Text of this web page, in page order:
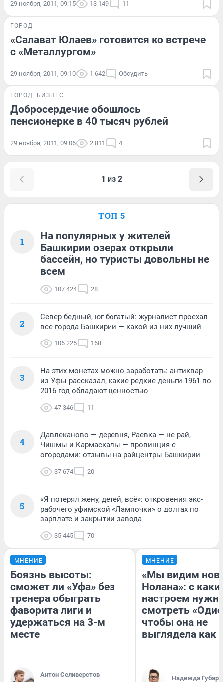
29 ноября, 2011, 09:15 13 149 11
ГОРОД
«Салават Юлаев» готовится ко встрече
с «Металлургом»
29 ноября, 2011, 09:10 1 642 Обсудить
ГОРОД БИЗНЕС
Добросердечие обошлось
пенсионерке в 40 тысяч рублей
29 ноября, 2011, 09:06 2 811 4
1 из 2
ТОП 5
1
На популярных у жителей
Башкирии озерах открыли
бассейн, но туристы довольны не
всем
107 424 28
2
Север бедный, юг богатый: журналист проехал
все города Башкирии — какой из них лучший
106 225 168
3
На этих монетах можно заработать: антиквар
из Уфы рассказал, какие редкие деньги 1961 по
2016 год обладают ценностью
47 346 11
4
Давлеканово — деревня, Раевка — не рай,
Чишмы и Кармаскалы — провинция с
огородами: отзывы на райцентры Башкирии
37 674 20
5
«Я потерял жену, детей, всё»: откровения экс-
рабочего уфимской «Лампочки» о долгах по
зарплате и закрытии завода
35 445 70
МНЕНИЕ
Боязнь высоты:
сможет ли «Уфа» без
тренера обыграть
фаворита лиги и
удержаться на 3-м
месте
Антон Селиверстов
МНЕНИЕ
«Мы видим
Нолана»: с
настроем
смотреть
чтобы она не
выглядела как
Надежда Губарь